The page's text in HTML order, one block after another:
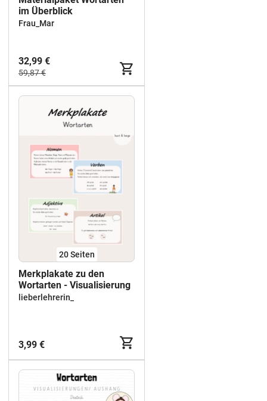
im Überblick
Frau_Mar
32,99 €
59,87 €
20Seiten
Merkplakate zu den
Wortarten - Visualisierung
lieberlehrerin_
3,99 €